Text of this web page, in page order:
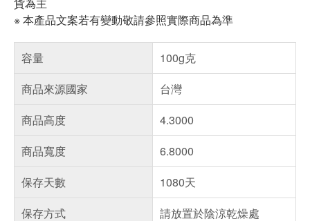
※ 本產品文案若有變動敬請參照實際商品為準
容量
100g克
商品來源國家
台灣
商品高度
4.3000
商品寬度
6.8000
保存天數
1080天
保存方式
請放置於陰涼乾燥處